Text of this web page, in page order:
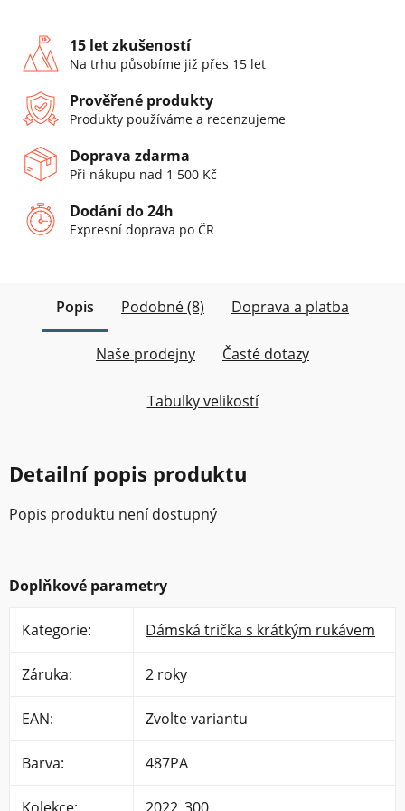
15 let zkušeností
Na trhu působíme již přes 15 let
Prověřené produkty
Produkty používáme a recenzujeme
Doprava zdarma
Při nákupu nad 1 500 Kč
Dodání do 24h
Expresní doprava po ČR
Popis Podobné (8) Doprava a platba
Naše prodejny Časté dotazy
Tabulky velikostí
Detailní popis produktu
Popis produktu není dostupný
Doplňkové parametry
Kategorie: Dámská trička s krátkým rukávem
Záruka: 2 roky
EAN: Zvolte variantu
Barva: 487PA